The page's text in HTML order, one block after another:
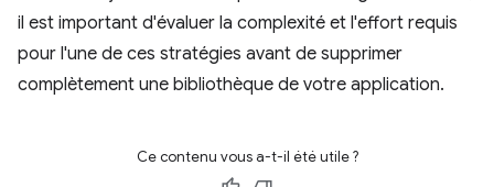
il est important d'évaluer la complexité et l'effort requis
pour l'une de ces stratégies avant de supprimer
complètement une bibliothèque de votre application.
Ce contenu vous a-t-il été utile ?